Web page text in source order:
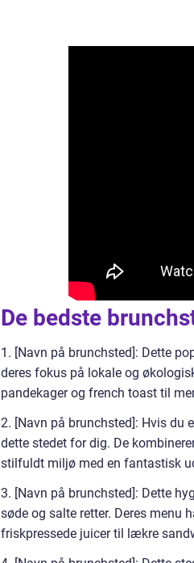
De bedste
1. [Navn på brunchsted]: Dette
deres fokus på lokale og
pandekager og french toast til
2. [Navn på brunchsted]: Hvis du
dette stedet for dig. De
stilfuldt miljø med en fantastisk
3. [Navn på brunchsted]: Dette
søde og salte retter. Deres menu
friskpressede juicer til lækre